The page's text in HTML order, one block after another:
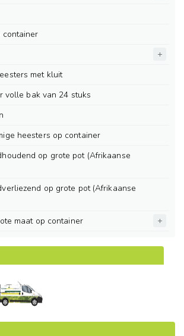
met kluit
volle bak van 24 stuks
heesters op container
op grote pot (Afrikaanse
op grote pot (Afrikaanse
maat op container